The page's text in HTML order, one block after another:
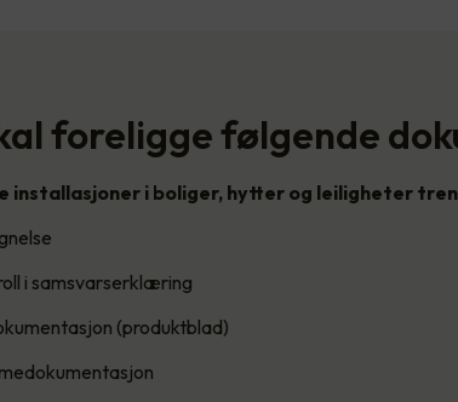
foreligge følgende
installasjoner i boliger, hytter og leiligheter
i samsvarserklæring
(produktblad)